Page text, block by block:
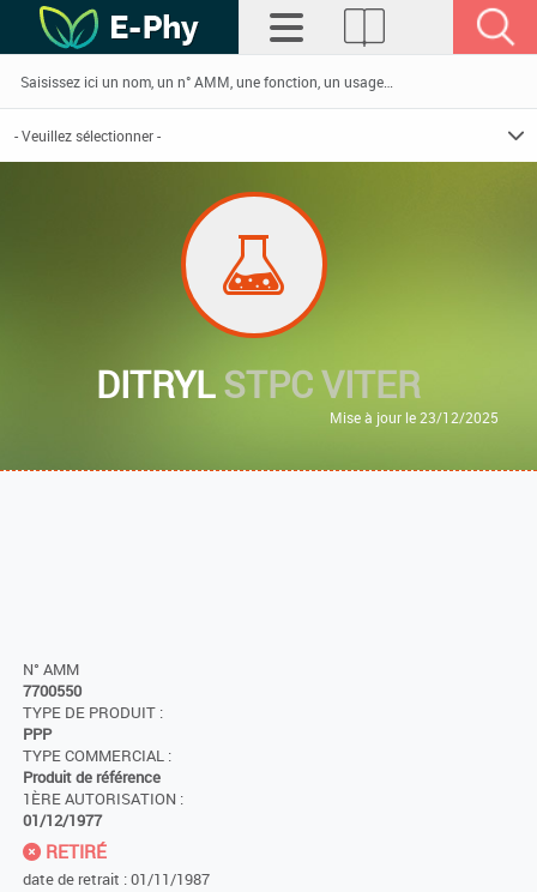
DITRYLSTPC VITER
Mise à jour le 23/12/2025
N° AMM
7700550
TYPE DE PRODUIT :
PPP
TYPE COMMERCIAL :
Produit de référence
1ÈRE AUTORISATION :
01/12/1977
RETIRÉ
date de retrait : 01/11/1987